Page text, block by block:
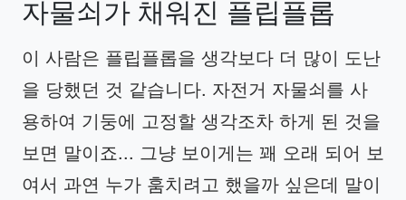
자물쇠가 채워진 플립플롭
이 사람은 플립플롭을 생각보다 더 많이 도난
을 당했던 것 같습니다. 자전거 자물쇠를 사
용하여 기둥에 고정할 생각조차 하게 된 것을
보면 말이죠... 그냥 보이게는 꽤 오래 되어 보
여서 과연 누가 훔치려고 했을까 싶은데 말이